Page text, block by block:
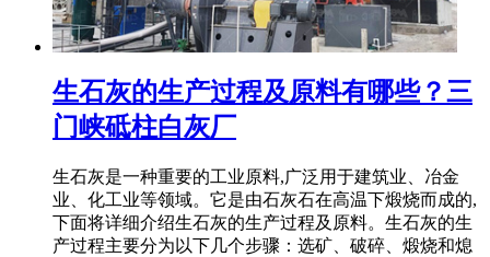
生石灰的生产过程及原料有哪些？三
门峡砥柱白灰厂
生石灰是一种重要的工业原料,广泛用于建筑业、冶金
业、化工业等领域。它是由石灰石在高温下煅烧而成的,
下面将详细介绍生石灰的生产过程及原料。生石灰的生
产过程主要分为以下几个步骤：选矿、破碎、煅烧和熄